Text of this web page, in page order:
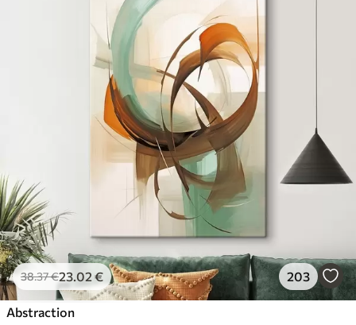
38.37€23.02 € 203
Abstraction